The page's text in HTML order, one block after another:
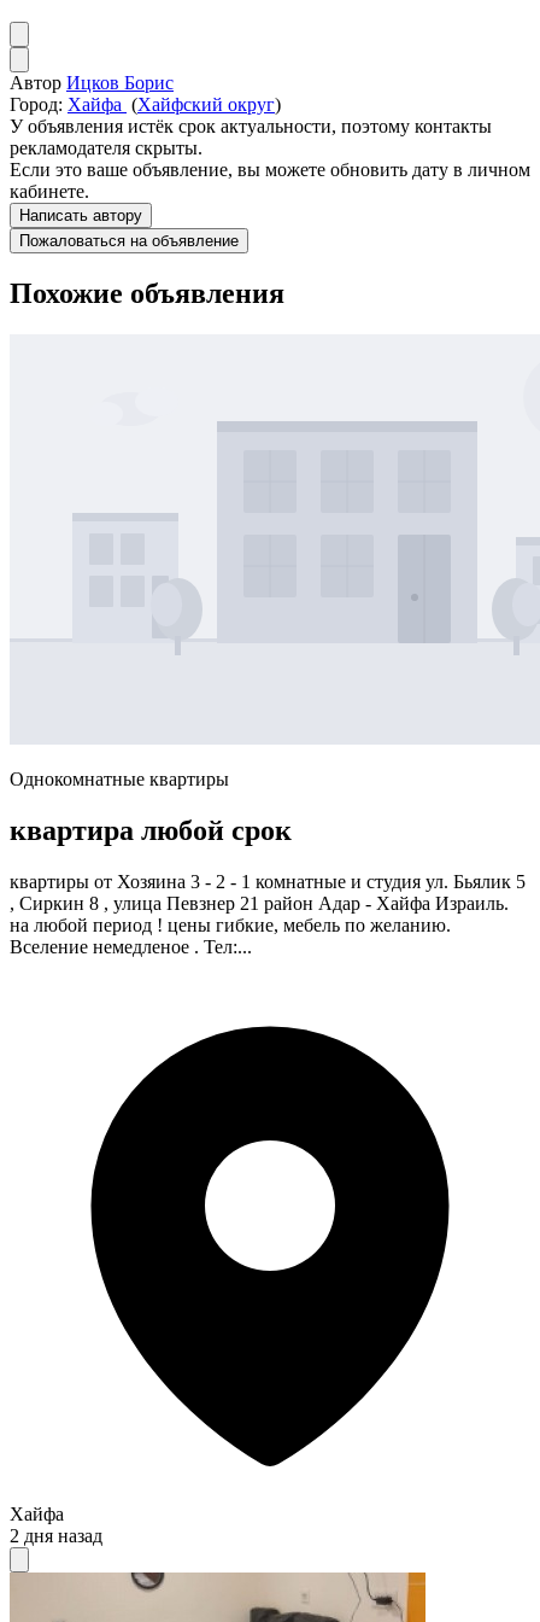
Автор Ицков Борис
Город: Хайфа (Хайфский округ)
У объявления истёк срок актуальности, поэтому контакты
рекламодателя скрыты.
Если это ваше объявление, вы можете обновить дату в личном
кабинете.
Написать автору
Пожаловаться на объявление
Похожие объявления
Однокомнатные квартиры
квартира любой срок
квартиры от Хозяина 3 - 2 - 1 комнатные и студия ул. Бьялик 5
, Сиркин 8 , улица Певзнер 21 район Адар - Хайфа Израиль.
на любой период ! цены гибкие, мебель по желанию.
Вселение немедленое . Тел:...
Хайфа
2 дня назад